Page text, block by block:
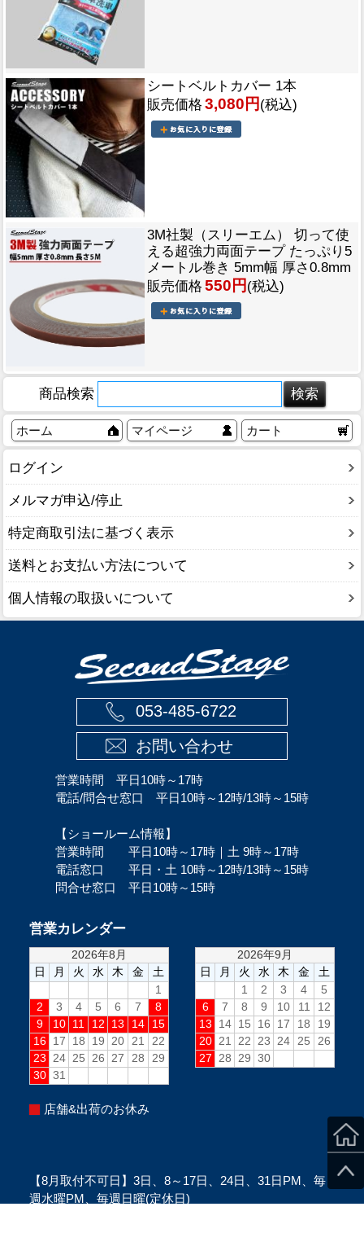
シートベルトカバー 1本
販売価格 3,080円 (税込)
3M社製（スリーエム） 切って使
える超強力両面テープ たっぷり5
メートル巻き 5mm幅 厚さ0.8mm
販売価格 550円 (税込)
商品検索
ホーム マイページ カート
ログイン
メルマガ申込/停止
特定商取引法に基づく表示
送料とお支払い方法について
個人情報の取扱いについて
053-485-6722
お問い合わせ
営業時間 平日10時～17時
電話/問合せ窓口 平日10時～12時/13時～15時
【ショールーム情報】
営業時間 平日10時～17時｜土 9時～17時
電話窓口 平日・土 10時～12時/13時～15時
問合せ窓口 平日10時～15時
営業カレンダー
店舗&出荷のお休み
【8月取付不可日】3日、8～17日、24日、31日PM、毎
週水曜PM、毎週日曜(定休日)